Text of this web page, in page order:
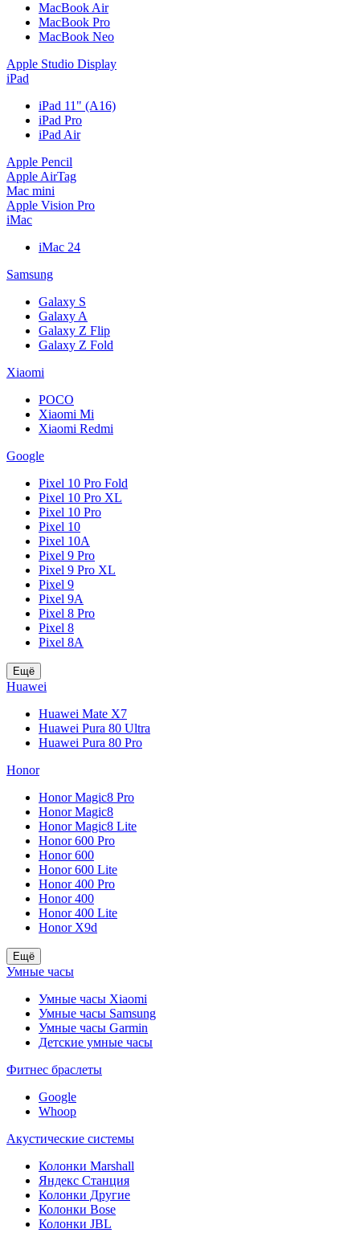
MacBook Air
MacBook Pro
MacBook Neo
Apple Studio Display
iPad
iPad 11" (A16)
iPad Pro
iPad Air
Apple Pencil
Apple AirTag
Mac mini
Apple Vision Pro
iMac
iMac 24
Samsung
Galaxy S
Galaxy A
Galaxy Z Flip
Galaxy Z Fold
Xiaomi
POCO
Xiaomi Mi
Xiaomi Redmi
Google
Pixel 10 Pro Fold
Pixel 10 Pro XL
Pixel 10 Pro
Pixel 10
Pixel 10A
Pixel 9 Pro
Pixel 9 Pro XL
Pixel 9
Pixel 9A
Pixel 8 Pro
Pixel 8
Pixel 8A
Ещё
Huawei
Huawei Mate X7
Huawei Pura 80 Ultra
Huawei Pura 80 Pro
Honor
Honor Magic8 Pro
Honor Magic8
Honor Magic8 Lite
Honor 600 Pro
Honor 600
Honor 600 Lite
Honor 400 Pro
Honor 400
Honor 400 Lite
Honor X9d
Ещё
Умные часы
Умные часы Xiaomi
Умные часы Samsung
Умные часы Garmin
Детские умные часы
Фитнес браслеты
Google
Whoop
Акустические системы
Колонки Marshall
Яндекс Станция
Колонки Другие
Колонки Bose
Колонки JBL